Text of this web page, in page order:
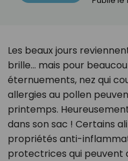
Les beaux jours
brille… mais pour
éternuements, nez qui
allergies au pollen
printemps.
dans son sac ! Certains
propriétés anti-
protectrices qui peuvent